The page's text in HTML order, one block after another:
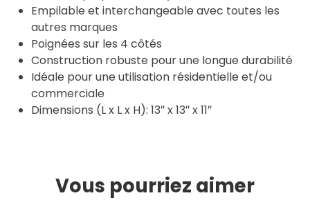
Empilable et interchangeable avec toutes les
autres marques
Poignées sur les 4 côtés
Construction robuste pour une longue durabilité
Idéale pour une utilisation résidentielle et/ou
commerciale
Dimensions (L x L x H): 13″ x 13″ x 11″
Vous pourriez aimer